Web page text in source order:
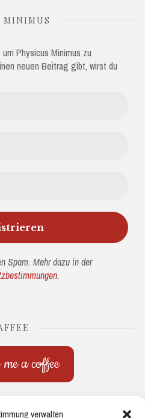
verwalten
MINIMUS
Physicus Minimus zu
neuen Beitrag gibt, wirst du
Spam. Mehr dazu in der
.
a coffee